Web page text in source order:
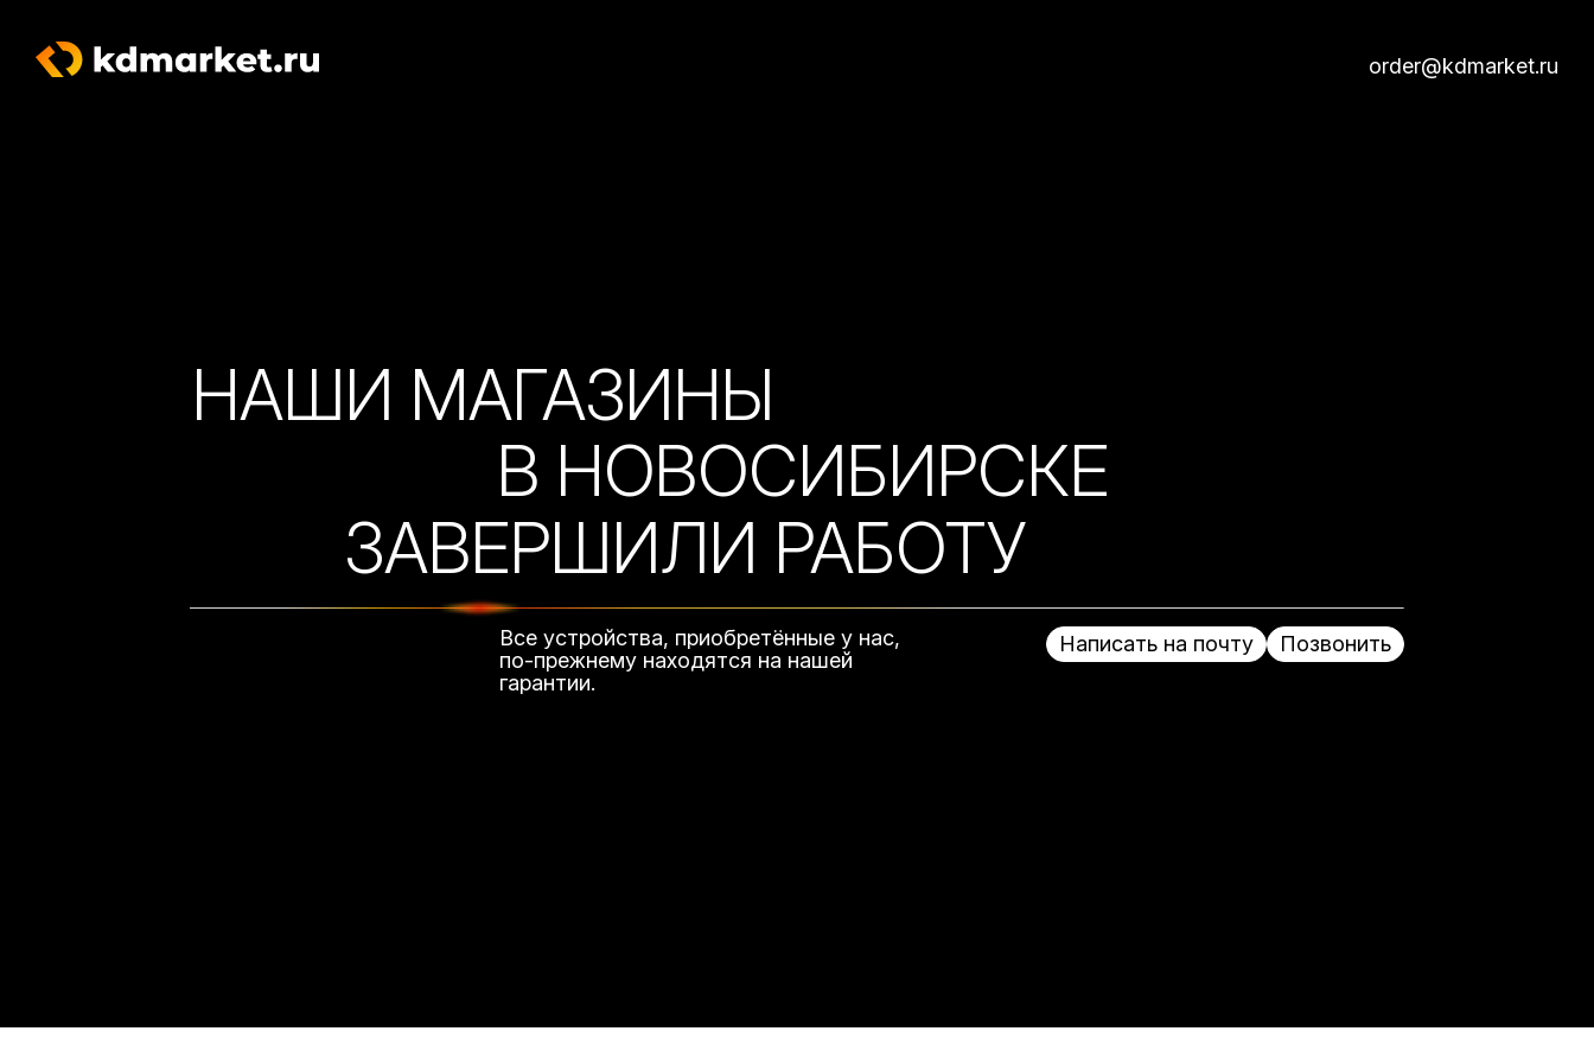
order@kdmarket.ru
НАШИ МАГАЗИНЫ
В НОВОСИБИРСКЕ
ЗАВЕРШИЛИ РАБОТУ
Все устройства, приобретённые у нас,
по-прежнему находятся на нашей
гарантии.
Написать на почту Позвонить